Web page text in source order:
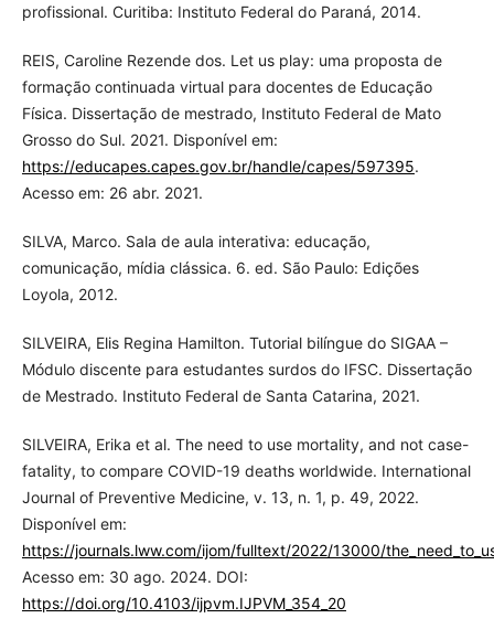
profissional. Curitiba: Instituto Federal do Paraná, 2014.
REIS, Caroline Rezende dos. Let us play: uma proposta de
formação continuada virtual para docentes de Educação
Física. Dissertação de mestrado, Instituto Federal de Mato
Grosso do Sul. 2021. Disponível em:
https://educapes.capes.gov.br/handle/capes/597395.
Acesso em: 26 abr. 2021.
SILVA, Marco. Sala de aula interativa: educação,
comunicação, mídia clássica. 6. ed. São Paulo: Edições
Loyola, 2012.
SILVEIRA, Elis Regina Hamilton. Tutorial bilíngue do SIGAA –
Módulo discente para estudantes surdos do IFSC. Dissertação
de Mestrado. Instituto Federal de Santa Catarina, 2021.
SILVEIRA, Erika et al. The need to use mortality, and not case-
fatality, to compare COVID-19 deaths worldwide. International
Journal of Preventive Medicine, v. 13, n. 1, p. 49, 2022.
Disponível em:
https://journals.lww.com/ijom/fulltext/2022/13000/
Acesso em: 30 ago. 2024. DOI:
https://doi.org/10.4103/ijpvm.IJPVM_354_20